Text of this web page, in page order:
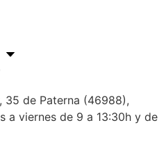
35 de Paterna (46988),
a viernes de 9 a 13:30h y de